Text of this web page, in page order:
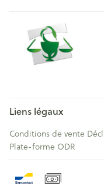
Liens légaux
Conditions de vente
Plate-forme ODR